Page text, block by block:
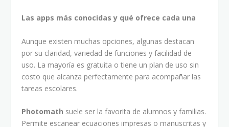
Las apps más conocidas y qué ofrece cada una
Aunque existen muchas opciones, algunas destacan
por su claridad, variedad de funciones y facilidad de
uso. La mayoría es gratuita o tiene un plan de uso sin
costo que alcanza perfectamente para acompañar las
tareas escolares.
Photomath suele ser la favorita de alumnos y familias.
Permite escanear ecuaciones impresas o manuscritas y